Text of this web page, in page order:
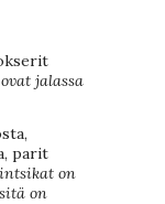
jalassa
parit
on
on